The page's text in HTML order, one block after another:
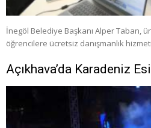
İnegöl Belediye Başkanı Alper Taban,
öğrencilere ücretsiz danışmanlık
Açıkhava’da Karadeniz